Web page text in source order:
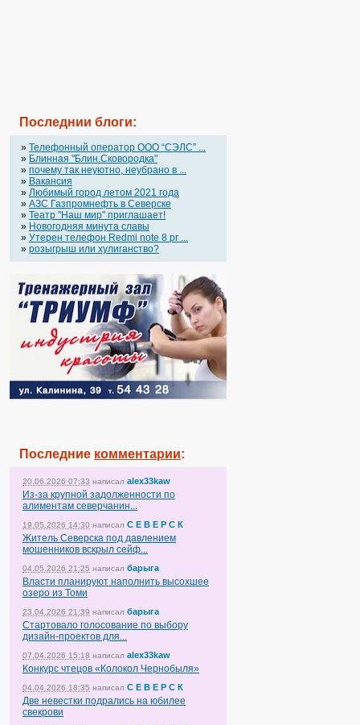
Последнии блоги:
» Телефонный оператор OOO “СЭЛС” ...
» Блинная "Блин.Сковородка"
» почему так неуютно, неубрано в ...
» Вакансия
» Любимый город летом 2021 года
» АЗС Газпромнефть в Северске
» Театр "Наш мир" приглашает!
» Новогодняя минута славы
» Утерен телефон Redmi note 8 pr ...
» розыгрыш или хулиганство?
Последние комментарии:
20.06.2026 07:33 написал alex33kaw
Из-за крупной задолженности по
алиментам северчанин...
19.05.2026 14:30 написал С Е В Е Р С К
Житель Северска под давлением
мошенников вскрыл сейф...
04.05.2026 21:25 написал барыга
Власти планируют наполнить высохшее
озеро из Томи
23.04.2026 21:39 написал барыга
Стартовало голосование по выбору
дизайн-проектов для...
07.04.2026 15:18 написал alex33kaw
Конкурс чтецов «Колокол Чернобыля»
04.04.2026 18:35 написал С Е В Е Р С К
Две невестки подрались на юбилее
свекрови